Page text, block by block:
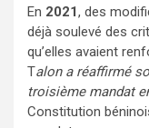
En 2021, des
déjà soulevé des
qu’elles avaient
Talon a réaffirmé
troisième mandat
Constitution